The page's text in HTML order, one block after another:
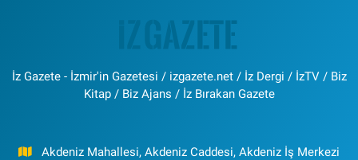
İz Gazete - İzmir'in Gazetesi / izgazete.net / İz Dergi / İzTV / Biz
Kitap / Biz Ajans / İz Bırakan Gazete
Akdeniz Mahallesi, Akdeniz Caddesi, Akdeniz İş Merkezi